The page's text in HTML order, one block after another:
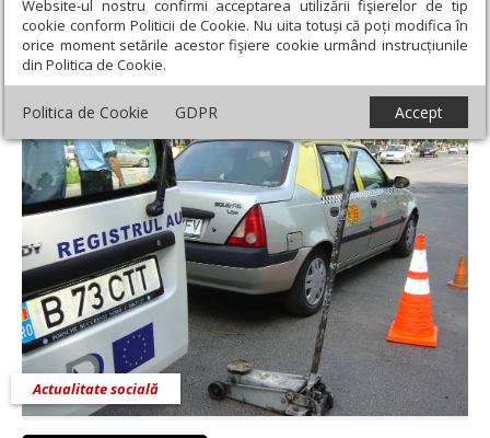
Website-ul nostru confirmi acceptarea utilizării fişierelor de tip
cookie conform Politicii de Cookie. Nu uita totuși că poți modifica în
orice moment setările acestor fişiere cookie urmând instrucțiunile
din Politica de Cookie.
Politica de Cookie GDPR Accept
Defecțiuni frecvente la mașinile din trafic
Actualitate socială